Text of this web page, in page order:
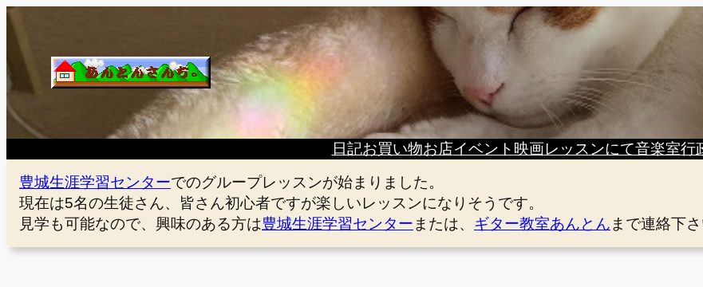
内
容
ス
キ
ッ
プ
日記お買い物お店イベント 映画レッスンにて音楽室行
豊城生涯学習センターでのグループレッスンが始まりました。
現在は5名の生徒さん、皆さん初心者ですが楽しいレッスンになりそうです。
見学も可能なので、興味のある方は豊城生涯学習センター または、 ギター教室あんとん まで連絡下さ